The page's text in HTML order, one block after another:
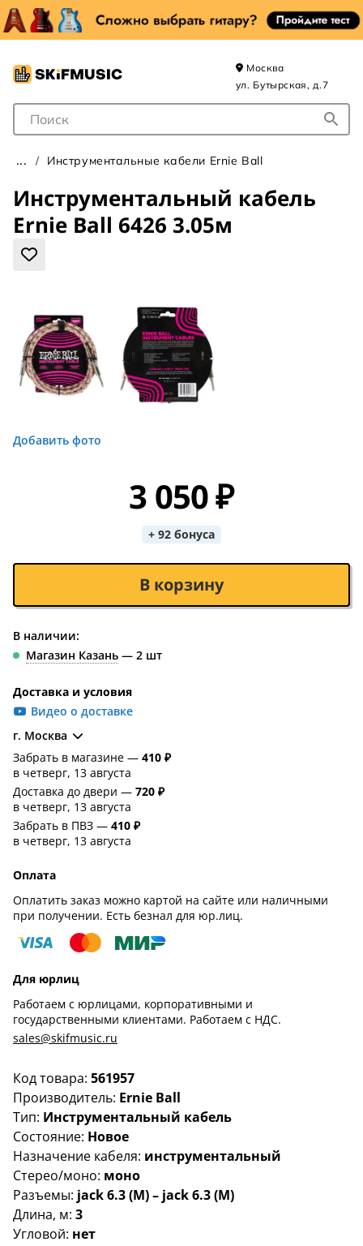
Поле для Поиска
Москва
ул. Бутырская, д.7
Инструментальные кабели Ernie Ball
Инструментальный кабель
Ernie Ball 6426 3.05м
Добавить фото
Код товара: 561957
Производитель: Ernie Ball
Тип: Инструментальный кабель
Состояние: Новое
Назначение кабеля: инструментальный
Стерео/моно: моно
Разъемы: jack 6.3 (M) – jack 6.3 (M)
Длина, м: 3
Угловой: нет
3 050 ₽
+ 92 бонуса
В корзину
В наличии:
Магазин Казань — 2 шт
Доставка и условия
Видео о доставке
г. Москва
Забрать в магазине — 410 ₽
в четверг, 13 августа
Доставка до двери — 720 ₽
в четверг, 13 августа
Забрать в ПВЗ — 410 ₽
в четверг, 13 августа
Оплата
Оплатить заказ можно картой на сайте или наличными
при получении. Есть безнал для юр.лиц.
Для юрлиц
Работаем с юрлицами, корпоративными и
государственными клиентами. Работаем с НДС.
sales@skifmusic.ru